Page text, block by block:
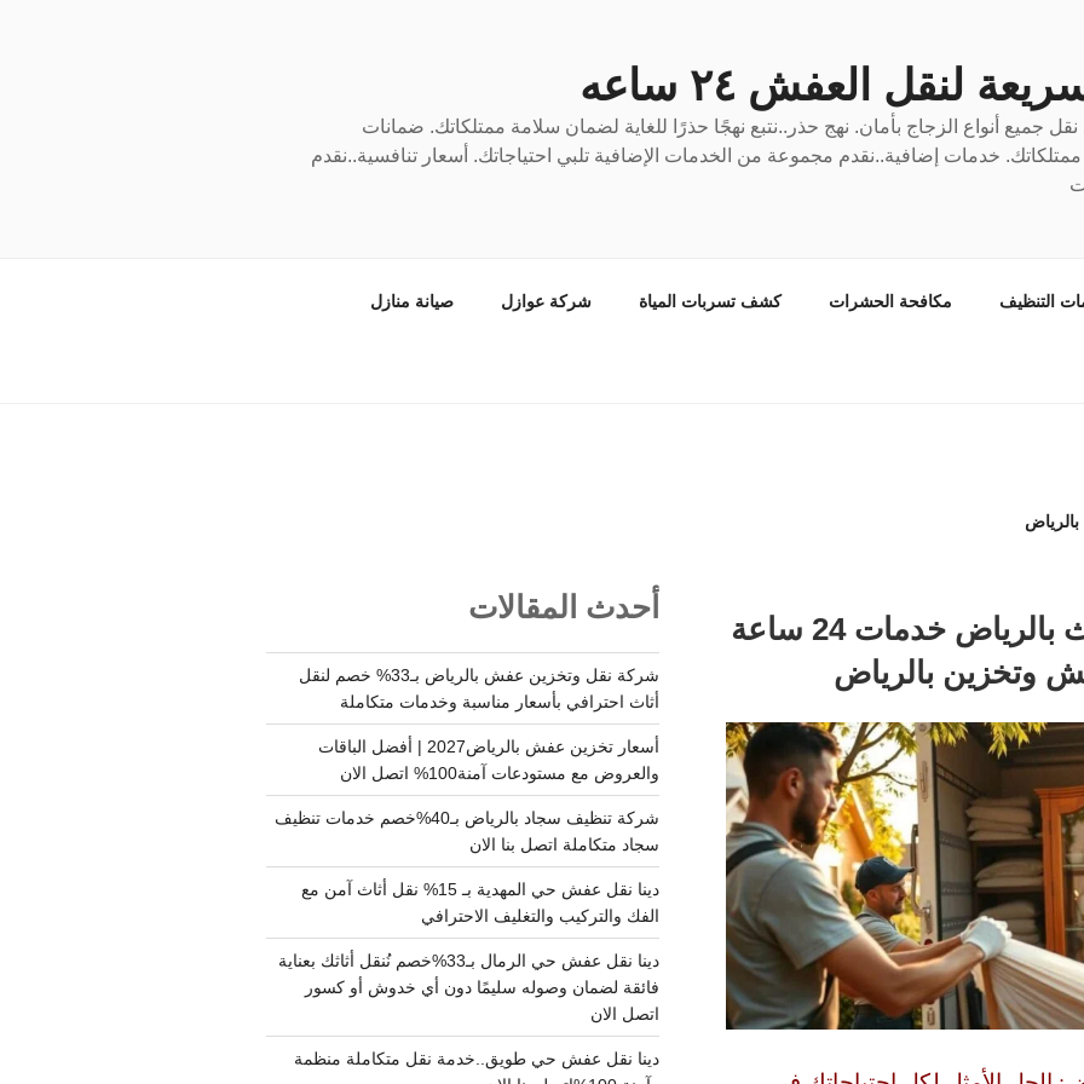
لنقل العفش ٢٤ ساعه
جميع أنواع الزجاج بأمان. نهج حذر..نتبع نهجًا حذرًا للغاية لضمان سلامة ممتلكاتك. ضمانات
خدمات إضافية..نقدم مجموعة من الخدمات الإضافية تلبي احتياجاتك. أسعار تنافسية..نقدم
التنظيف مكافحة الحشرات كشف تسربات المياة شركة عوازل صيانة منازل
شركة نقل وتخزين اثاث بالرياض خدمات 24 ساعة
أحدث المقالات
شركة نقل وتخزين عفش بالرياض بـ33% خصم لنقل
أثاث احترافي بأسعار مناسبة وخدمات متكاملة
أسعار تخزين عفش بالرياض2027 | أفضل الباقات
والعروض مع مستودعات آمنة100% اتصل الان
شركة تنظيف سجاد بالرياض بـ40%خصم خدمات تنظيف
سجاد متكاملة اتصل بنا الان
دينا نقل عفش حي المهدية بـ 15% نقل أثاث آمن مع
الفك والتركيب والتغليف الاحترافي
دينا نقل عفش حي الرمال بـ33%خصم نُنقل أثاثك بعناية
فائقة لضمان وصوله سليمًا دون أي خدوش أو كسور
اتصل الان
دينا نقل عفش حي طويق..خدمة نقل متكاملة منظمة